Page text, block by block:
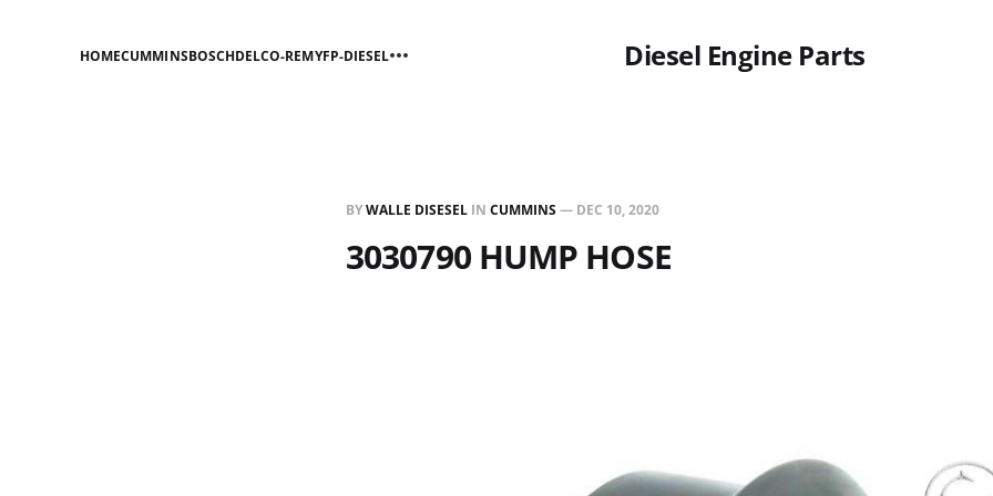
Diesel Engine Parts
HOMECUMMINSBOSCHDELCO-REMYFP-DIESEL
BYWALLE DISESEL IN CUMMINS— DEC 10, 2020
3030790 HUMP HOSE